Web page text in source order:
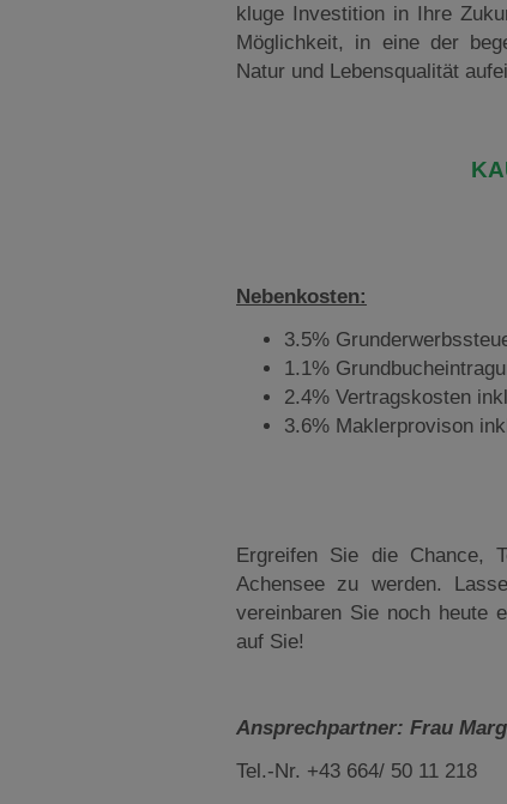
kluge Investition in Ihre
Möglichkeit, in eine der
Natur und Lebensqualität
Nebenkosten:
3.5%
1.1%
2.4% Vertragskosten
3.6% Maklerprovison
Ergreifen Sie die Chance,
Achensee zu werden.
vereinbaren Sie noch heute
auf Sie!
Ansprechpartner: Frau
Tel.-Nr. +43 664/ 50 11 218